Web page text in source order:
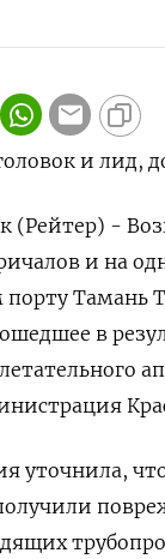
и лид,
(Рейтер) -
и на
Тамань
⁠в
уточнила,